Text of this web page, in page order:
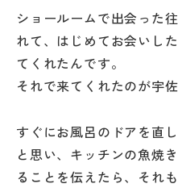
ショールームで出会った
れて、はじめてお会いし
てくれたんです。
それで来てくれたのが宇
すぐにお風呂のドアを直
と思い、キッチンの魚焼
ることを伝えたら、それ